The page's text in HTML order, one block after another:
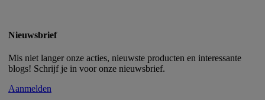
Nieuwsbrief
Mis niet langer onze acties, nieuwste producten en interessante
blogs! Schrijf je in voor onze nieuwsbrief.
Aanmelden